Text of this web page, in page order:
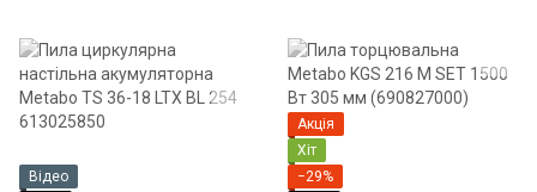
Відео
Акція
Хіт
−29%